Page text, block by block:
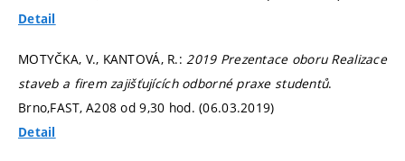
Detail
MOTYČKA, V., KANTOVÁ, R.:2019 Prezentace oboru Realizace
staveb a firem zajišťujících odborné praxe studentů.
Brno,FAST, A208 od 9,30 hod. (06.03.2019)
Detail